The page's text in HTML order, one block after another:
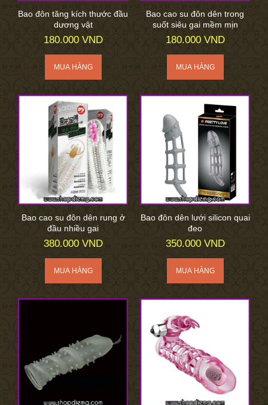
Bao đôn tăng kích thước đầu
dương vật
180.000 VND
Bao cao su đôn dên trong
suốt siêu gai mềm mịn
180.000 VND
Bao cao su đôn dên rung ở
đầu nhiều gai
380.000 VND
Bao đôn dên lưới silicon quai
đeo
350.000 VND